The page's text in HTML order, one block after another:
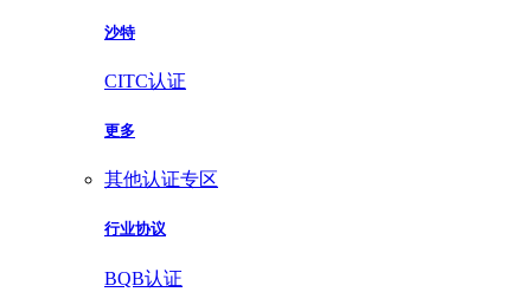
沙特
CITC认证
更多
其他认证专区
行业协议
BQB认证